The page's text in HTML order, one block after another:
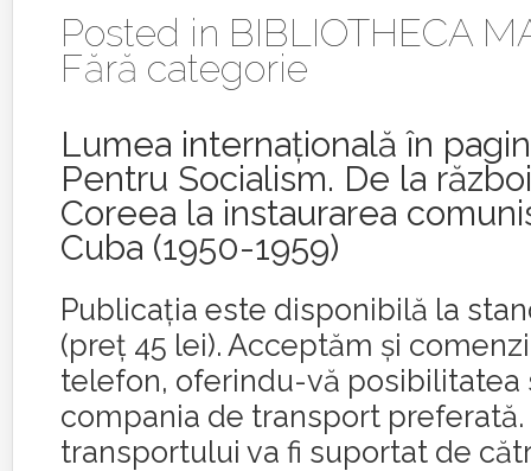
Posted in BIBLIOTHECA
Fără categorie
Lumea internațională în
Pentru Socialism. De la
Coreea la instaurarea
Cuba (1950-1959)
Publicația este disponibilă la
(preț 45 lei). Acceptăm și
telefon, oferindu-vă posibilitatea
compania de transport preferată.
transportului va fi suportat de